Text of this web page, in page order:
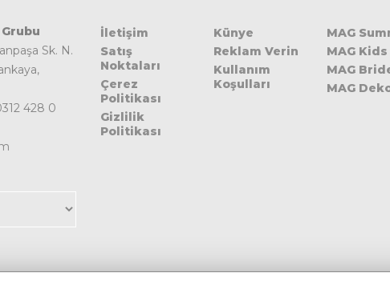
Sk. N.
428 0
İletişim
Satış
Noktaları
Çerez
Politikası
Gizlilik
Politikası
Künye
Reklam Verin
Kullanım
Koşulları
MAG
MAG Kids
MAG
MAG